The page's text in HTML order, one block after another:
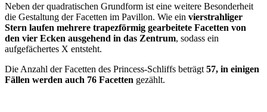
Neben der quadratischen Grundform ist eine weitere Besonderheit
die Gestaltung der Facetten im Pavillon. Wie ein vierstrahliger
Stern laufen mehrere trapezförmig gearbeitete Facetten von
den vier Ecken ausgehend in das Zentrum, sodass ein
aufgefächertes X entsteht.
Die Anzahl der Facetten des Princess-Schliffs beträgt 57, in einigen
Fällen werden auch 76 Facetten gezählt.